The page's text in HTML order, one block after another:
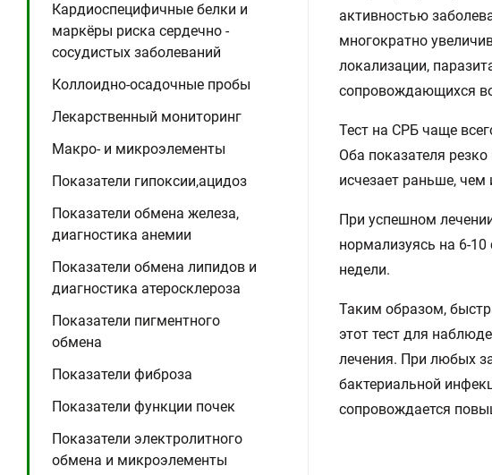
Кардиоспецифичные белки и
маркёры риска сердечно -
сосудистых заболеваний
Коллоидно-осадочные пробы
Лекарственный мониторинг
Макро- и микроэлементы
Показатели гипоксии,ацидоз
Показатели обмена железа,
диагностика анемии
Показатели обмена липидов и
диагностика атеросклероза
Показатели пигментного
обмена
Показатели фиброза
Показатели функции почек
Показатели электролитного
обмена и микроэлементы
активностью
многократно
локализации,
сопровождающихся
Тест на СРБ чаще
Оба показателя
исчезает раньше,
При успешном
нормализуясь на 6-
недели.
Таким образом,
этот тест для
лечения. При любых
бактериальной
сопровождается